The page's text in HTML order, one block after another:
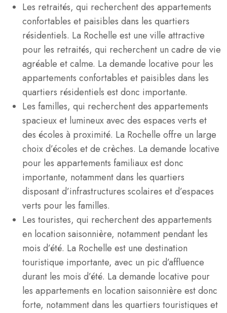
Les retraités, qui recherchent des appartements
confortables et paisibles dans les quartiers
résidentiels. La Rochelle est une ville attractive
pour les retraités, qui recherchent un cadre de vie
agréable et calme. La demande locative pour les
appartements confortables et paisibles dans les
quartiers résidentiels est donc importante.
Les familles, qui recherchent des appartements
spacieux et lumineux avec des espaces verts et
des écoles à proximité. La Rochelle offre un large
choix d’écoles et de crèches. La demande locative
pour les appartements familiaux est donc
importante, notamment dans les quartiers
disposant d’infrastructures scolaires et d’espaces
verts pour les familles.
Les touristes, qui recherchent des appartements
en location saisonnière, notamment pendant les
mois d’été. La Rochelle est une destination
touristique importante, avec un pic d’affluence
durant les mois d’été. La demande locative pour
les appartements en location saisonnière est donc
forte, notamment dans les quartiers touristiques et